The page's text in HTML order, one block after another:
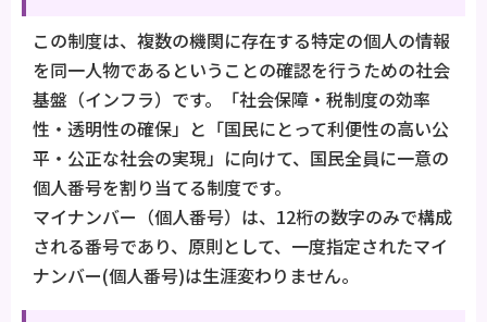
この制度は、複数の機関に存在する特定の個人の情報
を同一人物であるということの確認を行うための社会
基盤（インフラ）です。「社会保障・税制度の効率
性・透明性の確保」と「国民にとって利便性の高い公
平・公正な社会の実現」に向けて、国民全員に一意の
個人番号を割り当てる制度です。
マイナンバー（個人番号）は、12桁の数字のみで構成
される番号であり、原則として、一度指定されたマイ
ナンバー(個人番号)は生涯変わりません。